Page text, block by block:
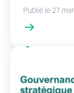
Publié le 27